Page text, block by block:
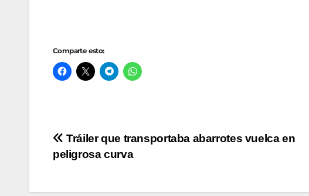
Comparte esto:
Navegación
de
entradas
Tráiler que transportaba abarrotes vuelca en
peligrosa curva